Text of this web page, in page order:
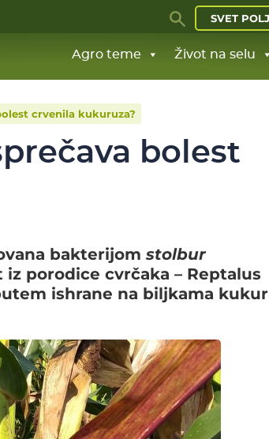
SVET
Agro teme Život na selu
crvenila kukuruza?
bolest
bakterijom stolbur
porodice cvrčaka – Reptalus
ishrane na biljkama